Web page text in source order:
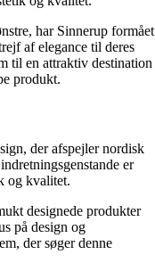
har Sinnerup formået
af elegance til deres
til en attraktiv destination
produkt.
der afspejler nordisk
er
og kvalitet.
designede produkter
på design og
der søger denne